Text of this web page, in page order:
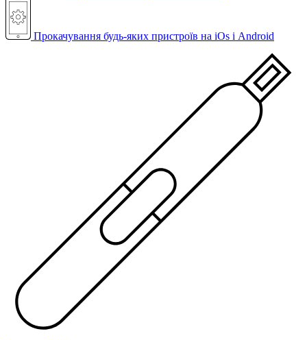
Прокачування будь-яких пристроїв на iOs і Android